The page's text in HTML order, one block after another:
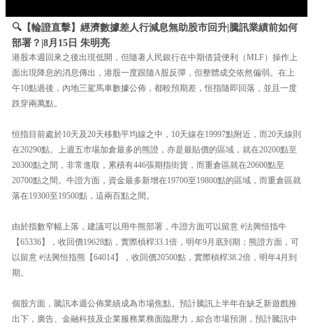
🔍【輪證直擊】經濟數據差人行減息無助股市回升|騰訊業績前如何
部署？|8月15日 朱明亮
港股本週回來之後出現低開，但隨著人民銀行在中期借貸便利（MLF）操作上
面出現降息的消息傳出，港股一度跟隨A股反彈，但整體成交依然偏弱。在上
午10點過後，內地三駕馬車數據公佈，都較預期差，恒指隨即回落，並且一度
跌穿兩萬點。
恒指目前處於10天及20天移動平均線之中，10天線在19997點附近，而20天線則
在20290點。上週五市場加倉最多的熊證，亦是最貼價的區域，就在20200點至
20300點之間，非常進取，累積有446張期指街貨，而重倉區就在20600點至
20700點之間。牛證方面，資金最多新增在19700至19800點的區域，而重倉區就
落在19300至19500點，這兩百點之間。
由於指數窄幅上落，建議可以用牛熊部署，牛證方面可以留意 #法興恒指牛
【65336】，收回價19628點，實際槓桿33.1倍，明年9月底到期；熊證方面，可
以留意 #法興恒指熊【64014】，收回價20500點，實際槓桿38.2倍，明年4月到
期。
個股方面，騰訊本週公佈業績成為市場焦點。預計騰訊上半年在缺乏新遊戲推
出下，廣告、金融科技及企業服務業務面臨壓力，綜合市場預測，預計騰訊中